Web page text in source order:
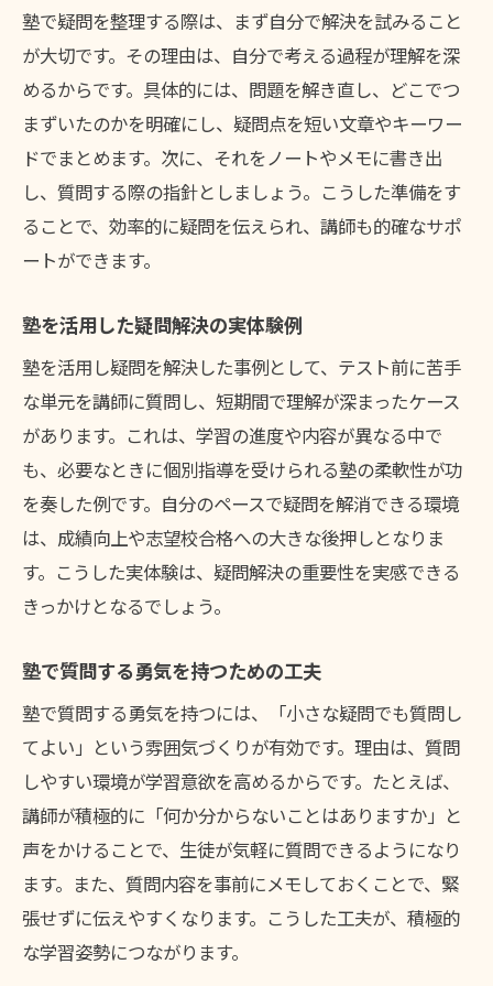
塾で疑問を整理する際は、まず自分で解決を試みること
が大切です。その理由は、自分で考える過程が理解を深
めるからです。具体的には、問題を解き直し、どこでつ
まずいたのかを明確にし、疑問点を短い文章やキーワー
ドでまとめます。次に、それをノートやメモに書き出
し、質問する際の指針としましょう。こうした準備をす
ることで、効率的に疑問を伝えられ、講師も的確なサポ
ートができます。
塾を活用した疑問解決の実体験例
塾を活用し疑問を解決した事例として、テスト前に苦手
な単元を講師に質問し、短期間で理解が深まったケース
があります。これは、学習の進度や内容が異なる中で
も、必要なときに個別指導を受けられる塾の柔軟性が功
を奏した例です。自分のペースで疑問を解消できる環境
は、成績向上や志望校合格への大きな後押しとなりま
す。こうした実体験は、疑問解決の重要性を実感できる
きっかけとなるでしょう。
塾で質問する勇気を持つための工夫
塾で質問する勇気を持つには、「小さな疑問でも質問し
てよい」という雰囲気づくりが有効です。理由は、質問
しやすい環境が学習意欲を高めるからです。たとえば、
講師が積極的に「何か分からないことはありますか」と
声をかけることで、生徒が気軽に質問できるようになり
ます。また、質問内容を事前にメモしておくことで、緊
張せずに伝えやすくなります。こうした工夫が、積極的
な学習姿勢につながります。